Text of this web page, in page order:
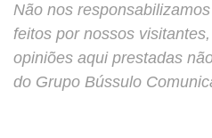
Não nos
feitos por nossos
opiniões aqui prestadas
do Grupo Bússulo